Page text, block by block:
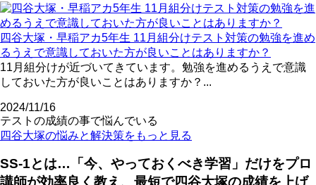
四谷大塚・早稲アカ5年生 11月組分けテスト対策の勉強を進め
るうえで意識しておいた方が良いことはありますか？
11月組分けが近づいてきています。勉強を進めるうえで意識
しておいた方が良いことはありますか？...
2024/11/16
テストの成績の事で悩んでいる
四谷大塚の悩みと解決策をもっと見る
SS-1とは…「今、やっておくべき学習」だけをプロ
講師が効率良く教え、最短で四谷大塚の成績を上げ